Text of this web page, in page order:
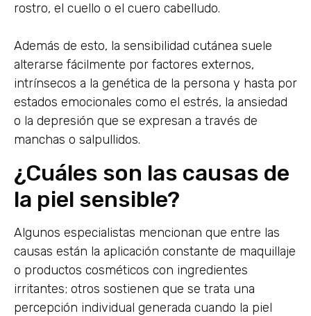
rostro, el cuello o el cuero cabelludo.
Además de esto, la sensibilidad cutánea suele
alterarse fácilmente por factores externos,
intrínsecos a la genética de la persona y hasta por
estados emocionales como el estrés, la ansiedad
o la depresión que se expresan a través de
manchas o salpullidos.
¿Cuáles son las causas de
la piel sensible?
Algunos especialistas mencionan que entre las
causas están la aplicación constante de maquillaje
o productos cosméticos con ingredientes
irritantes; otros sostienen que se trata una
percepción individual generada cuando la piel